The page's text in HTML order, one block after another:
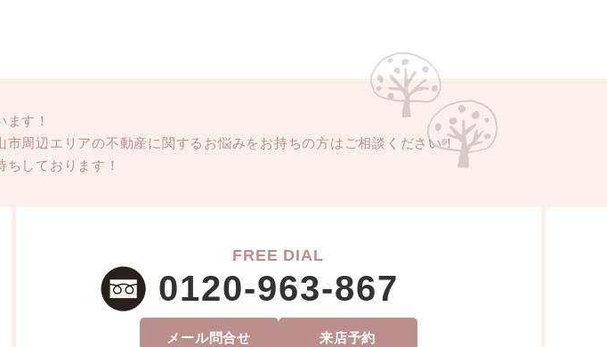
す！
周辺エリアの不動産に関するお悩みをお持ちの方はご相談ください！
しております！
FREE DIAL
0120-963-867
メール問合せ 来店予約